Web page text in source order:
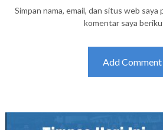
Simpan nama, email, dan situs web
komentar saya